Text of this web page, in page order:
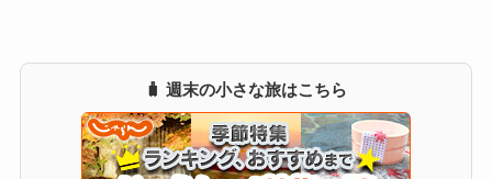
🧳 週末の小さな旅はこちら